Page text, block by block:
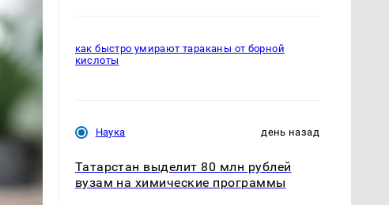
как быстро умирают тараканы от борной
кислоты
Наука день назад
Татарстан выделит 80 млн рублей
вузам на химические программы